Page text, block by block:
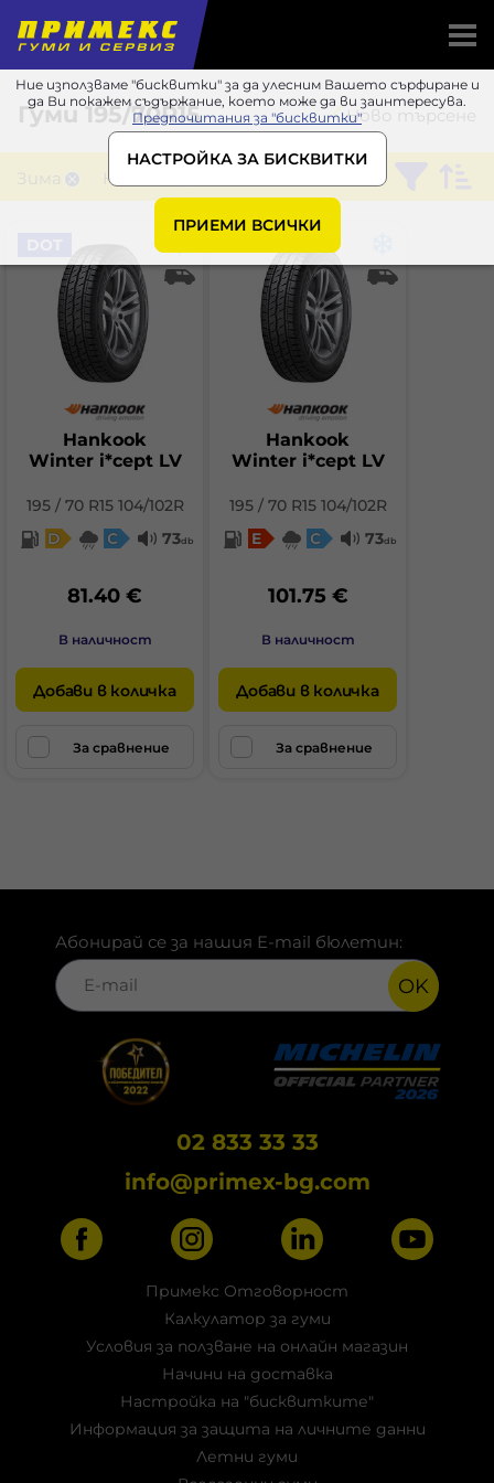
Ние използваме "бисквитки" за да улесним Вашето сърфиране и
да Ви покажем съдържание, което може да ви заинтересува.
Предпочитания за "бисквитки"
НАСТРОЙКА ЗА БИСКВИТКИ
ПРИЕМИ ВСИЧКИ
Ново търсене
Гуми195/70R15
Зима Hankook
Hankook
Winter i*cept LV
195 / 70 R15 104/102R
D
C 73db
81.40 €
В наличност
Добави в количка
За сравнение
Hankook
Winter i*cept LV
195 / 70 R15 104/102R
E
C 73db
101.75 €
В наличност
Добави в количка
За сравнение
Абонирай се за нашия E-mail бюлетин:
OK
02 833 33 33
info@primex-bg.com
Примекс Отговорност
Калкулатор за гуми
Условия за ползване на онлайн магазин
Начини на доставка
Настройка на "бисквитките"
Информация за защита на личните данни
Летни гуми